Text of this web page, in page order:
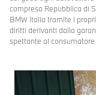
compresa Repubblica di
BMW Italia tramite i
diritti derivanti dalla
spettante al consumatore